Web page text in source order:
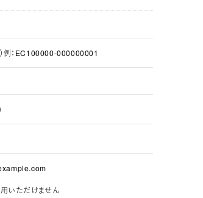
例：EC100000-000000001
用いただけません